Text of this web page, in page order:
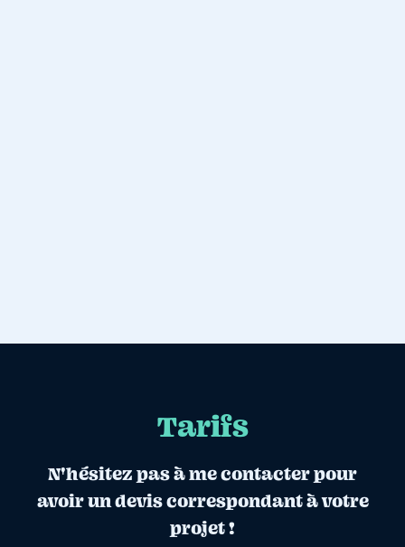
Tarifs
N'hésitez pas à me contacter pour
avoir un devis correspondant à votre
projet !